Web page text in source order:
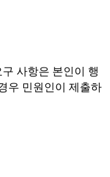
사항은 본인이 행
우 민원인이 제출하